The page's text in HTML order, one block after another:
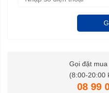
Gọi đặt
(8:00-20:00
08 99